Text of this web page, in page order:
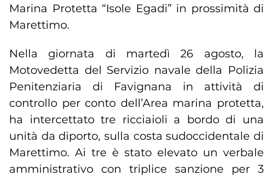
Marina Protetta “Isole Egadi” in prossimità di
Marettimo.
Nella giornata di martedì 26 agosto, la
Motovedetta del Servizio navale della Polizia
Penitenziaria di Favignana in attività di
controllo per conto dell’Area marina protetta,
ha intercettato tre ricciaioli a bordo di una
unità da diporto, sulla costa sudoccidentale di
Marettimo. Ai tre è stato elevato un verbale
amministrativo con triplice sanzione per 3